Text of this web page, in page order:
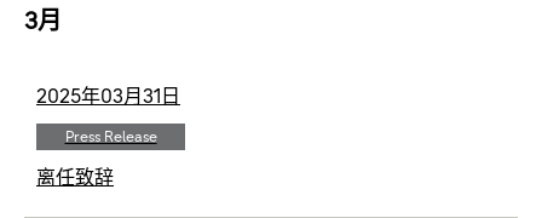
3月
2025年03月31日
Press Release
离任致辞